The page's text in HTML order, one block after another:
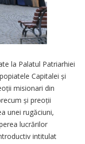
la Palatul Patriarhiei
Capitalei și
misionari din
și preoții
unei rugăciuni,
lucrărilor
intitulat